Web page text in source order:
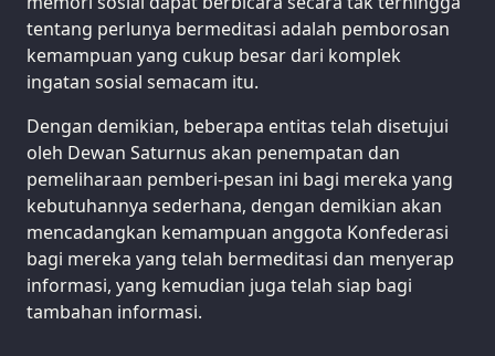
tentang perlunya bermeditasi adalah pemborosan
kemampuan yang cukup besar dari komplek
ingatan sosial semacam itu.
Dengan demikian, beberapa entitas telah disetujui
oleh Dewan Saturnus akan penempatan dan
pemeliharaan pemberi-pesan ini bagi mereka yang
kebutuhannya sederhana, dengan demikian akan
mencadangkan kemampuan anggota Konfederasi
bagi mereka yang telah bermeditasi dan menyerap
informasi, yang kemudian juga telah siap bagi
tambahan informasi.